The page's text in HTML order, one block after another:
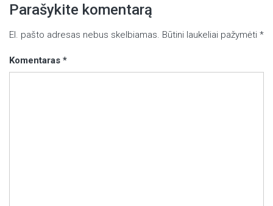
Parašykite komentarą
El. pašto adresas nebus skelbiamas. Būtini laukeliai pažymėti *
Komentaras *